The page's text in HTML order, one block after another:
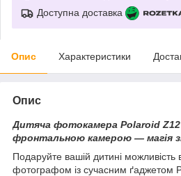
Доступна доставка
Опис Характеристики
Опис
Дитяча фотокамера Polaroid Z12
фронтальною камерою — магія
Подаруйте вашій дитині можливість
фотографом із сучасним ґаджетом